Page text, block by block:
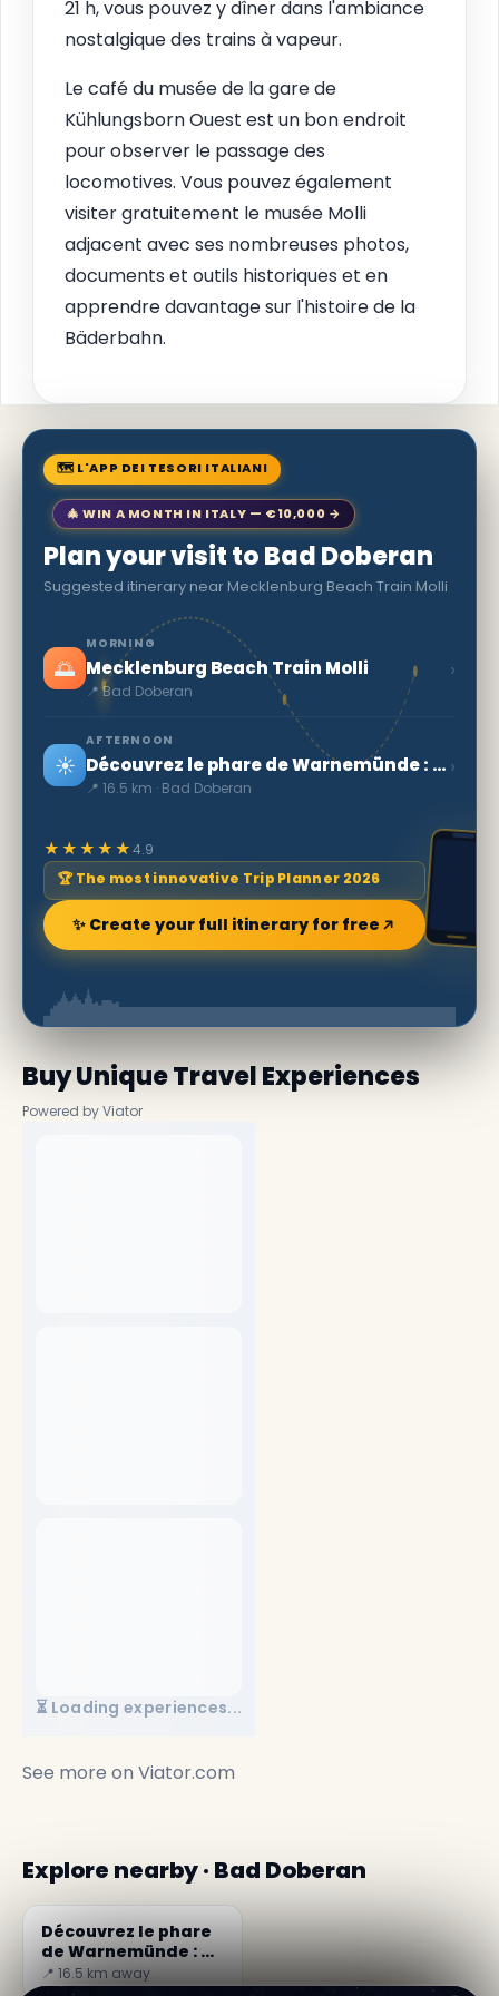
21 h, vous pouvez y dîner dans l'ambiance
nostalgique des trains à vapeur.
Le café du musée de la gare de
Kühlungsborn Ouest est un bon endroit
pour observer le passage des
locomotives. Vous pouvez également
visiter gratuitement le musée Molli
adjacent avec ses nombreuses photos,
documents et outils historiques et en
apprendre davantage sur l'histoire de la
Bäderbahn.
🗺 L'APP DEI TESORI ITALIANI
🎄 WIN A MONTH IN ITALY — €10,000 →
Plan your visit to Bad Doberan
Suggested itinerary near Mecklenburg Beach Train Molli
🌅
MORNING
Mecklenburg Beach Train Molli
📍 Bad Doberan
›
☀️
AFTERNOON
Découvrez le phare de Warnemünde : un bijou de Rostock
📍 16.5 km · Bad Doberan
›
★★★★★4.9
🏆 The most innovative Trip Planner 2026
✨ Create your full itinerary for free
Buy Unique Travel Experiences
Powered by Viator
⏳ Loading experiences...
See more on Viator.com
Explore nearby · Bad Doberan
Découvrez le phare
de Warnemünde : un
bijou de Rostock
📍 16.5 km away